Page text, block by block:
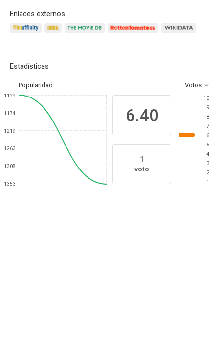
Enlaces externos
Estadísticas
Popularidad Votos
1129
1174
1219
1263
1308
1353
6.40
1
voto
10
9
8
7
6
5
4
3
2
1